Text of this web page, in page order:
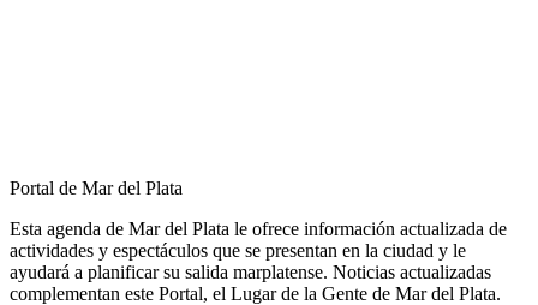
Portal de Mar del Plata
Esta agenda de Mar del Plata le ofrece información actualizada de
actividades y espectáculos que se presentan en la ciudad y le
ayudará a planificar su salida marplatense. Noticias actualizadas
complementan este Portal, el Lugar de la Gente de Mar del Plata.